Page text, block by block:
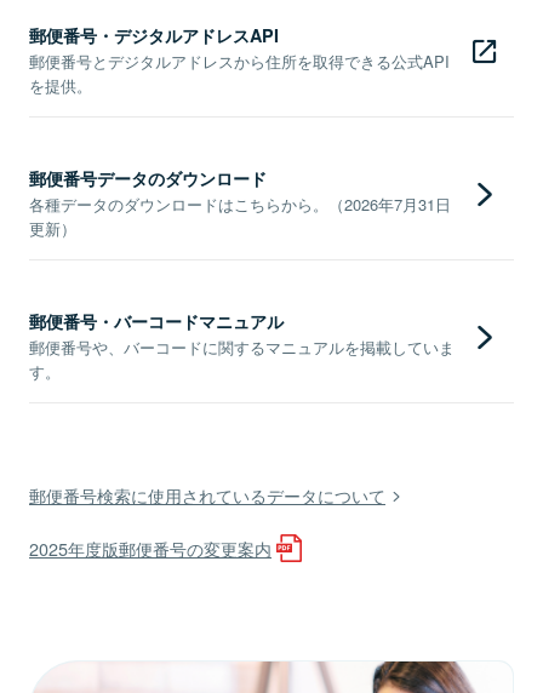
郵便番号・デジタルアドレスAPI
郵便番号とデジタルアドレスから住所を取得できる公式API
を提供。
郵便番号データのダウンロード
各種データのダウンロードはこちらから。（2026年7月31日
更新）
郵便番号・バーコードマニュアル
郵便番号や、バーコードに関するマニュアルを掲載していま
す。
郵便番号検索に使用されているデータについて
2025年度版郵便番号の変更案内